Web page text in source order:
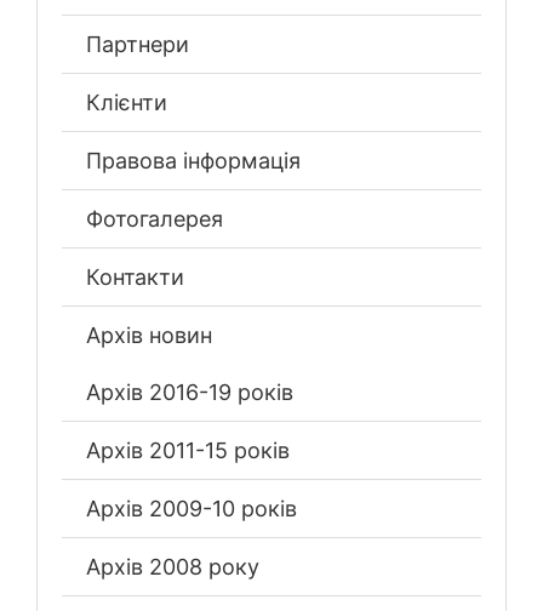
Партнери
Клієнти
Правова інформація
Фотогалерея
Контакти
Архів новин
Архів 2016-19 років
Архів 2011-15 років
Архів 2009-10 років
Архів 2008 року